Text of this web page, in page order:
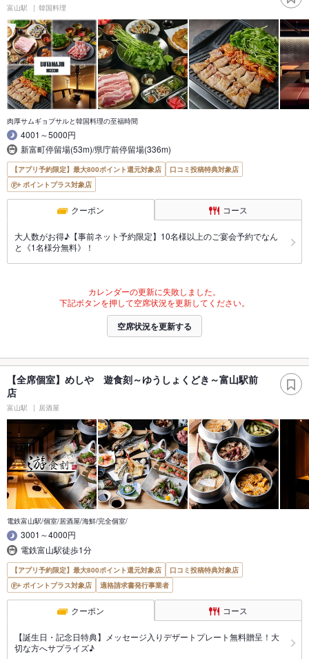
富山駅 韓国料理
肉厚サムギョプサルと韓国料理の至福時間
4001～5000円
新富町停留場(53m)/県庁前停留場(336m)
【アプリ予約限定】最大800ポイント還元対象店
口コミ投稿特典対象店
ポイントプラス対象店
クーポン コース
大人数がお得♪【事前ネット予約限定】10名様以上のご宴会予約でなん
と《1名様分無料》！
カレンダーの更新に失敗しました。
下記ボタンを押して空席状況を更新してください。
空席状況を更新する
【全席個室】めしや 遊食刻～ゆうしょくどき～富山駅前
店
富山駅 居酒屋
電鉄富山駅/個室/居酒屋/海鮮/完全個室/
3001～4000円
電鉄富山駅徒歩1分
【アプリ予約限定】最大800ポイント還元対象店
口コミ投稿特典対象店
ポイントプラス対象店
適格請求書発行事業者
クーポン コース
【誕生日・記念日特典】メッセージ入りデザートプレート無料贈呈！大
切な方へサプライズ♪